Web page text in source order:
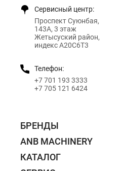
Сервисный центр:
Проспект Суюнбая,
143А, 3 этаж
Жетысуский район,
индекс A20C6T3
Телефон:
+7 701 193 3333
+7 705 121 6424
БРЕНДЫ
ANB MACHINERY
КАТАЛОГ